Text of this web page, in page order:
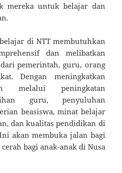
mereka untuk belajar dan
di NTT membutuhkan
dan melibatkan
pemerintah, guru, orang
Dengan meningkatkan
melalui peningkatan
guru, penyuluhan
beasiswa, minat belajar
dan kualitas pendidikan di
akan membuka jalan bagi
bagi anak-anak di Nusa